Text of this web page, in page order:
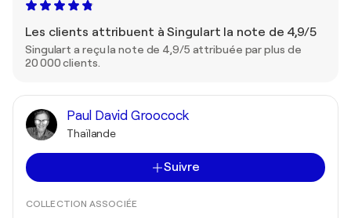
Les clients attribuent à Singulart la note de 4,9/5
Singulart a reçu la note de 4,9/5 attribuée par plus de
20 000 clients.
Paul David Groocock
Thaïlande
Suivre
COLLECTION ASSOCIÉE